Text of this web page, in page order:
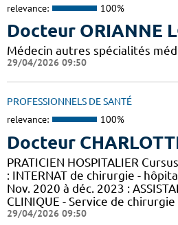
relevance: 100%
Docteur ORIANNE
Médecin autres spécialités
29/04/2026 09:50
PROFESSIONNELS DE SANTÉ
relevance: 100%
Docteur
PRATICIEN HOSPITALIER
: INTERNAT de chirurgie -
Nov. 2020 à déc. 2023 :
CLINIQUE - Service de
29/04/2026 09:50